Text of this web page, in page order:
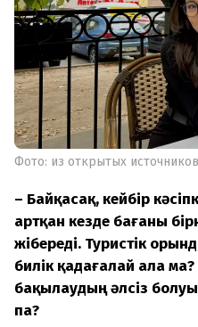
Фото: из открытых источников
– Байқасақ, кейбір
артқан кезде бағаны
жібереді. Туристік
билік қадағалай ала
бақылаудың әлсіз
па?